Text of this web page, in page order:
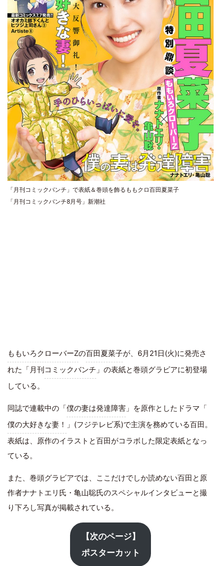
「月刊コミックバンチ」で表紙＆巻頭を飾るももクロ百田夏菜子
「月刊コミックバンチ8月号」新潮社
ももいろクローバーZの百田夏菜子が、6月21日(火)に発売さ
れた「月刊 コミックバンチ 」の表紙と巻頭グラビアに初登場
している。
同誌で連載中の「僕の妻は発達障害 」を原作としたドラマ「
僕の大好きな妻！ 」(フジテレビ系)で主演を務めている百田。
表紙は、原作のイラストと百田がコラボした限定表紙となっ
ている。
また、巻頭グラビアでは、ここだけでしか読めない百田と原
作者ナナトエリ氏・亀山聡氏のスペシャルインタビューと撮
り下ろし写真が掲載されている。
【次のページ】
ポスターカット